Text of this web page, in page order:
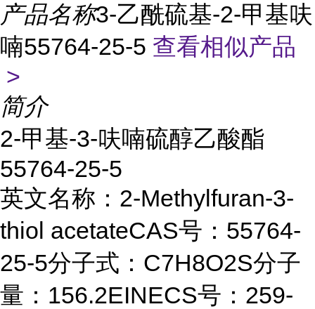
产品名称3-乙酰硫基-2-甲基呋
喃55764-25-5 查看相似产品
>
简介
2-甲基-3-呋喃硫醇乙酸酯
55764-25-5
英文名称：2-Methylfuran-3-
thiol acetateCAS号：55764-
25-5分子式：C7H8O2S分子
量：156.2EINECS号：259-